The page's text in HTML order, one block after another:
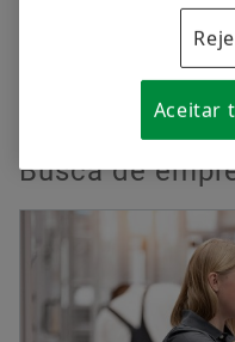
enquanto conduz a
Busca de
Aceitar